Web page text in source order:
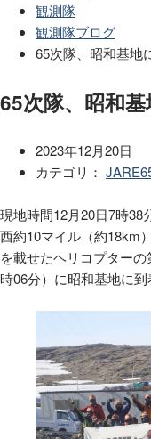
観測隊
観測隊ブログ
65次隊、昭和基地
65次隊、昭和
2023年12月20日
カテゴリ：
現地時間12月20日7時38
西約10マイル（約18km
を載せたヘリコプター
時06分）に昭和基地に到